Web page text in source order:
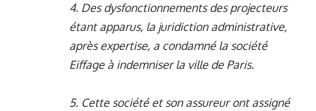
4. Des dysfonctionnements des projecteurs
étant apparus, la juridiction administrative,
après expertise, a condamné la société
Eiffage à indemniser la ville de Paris.
5. Cette société et son assureur ont assigné